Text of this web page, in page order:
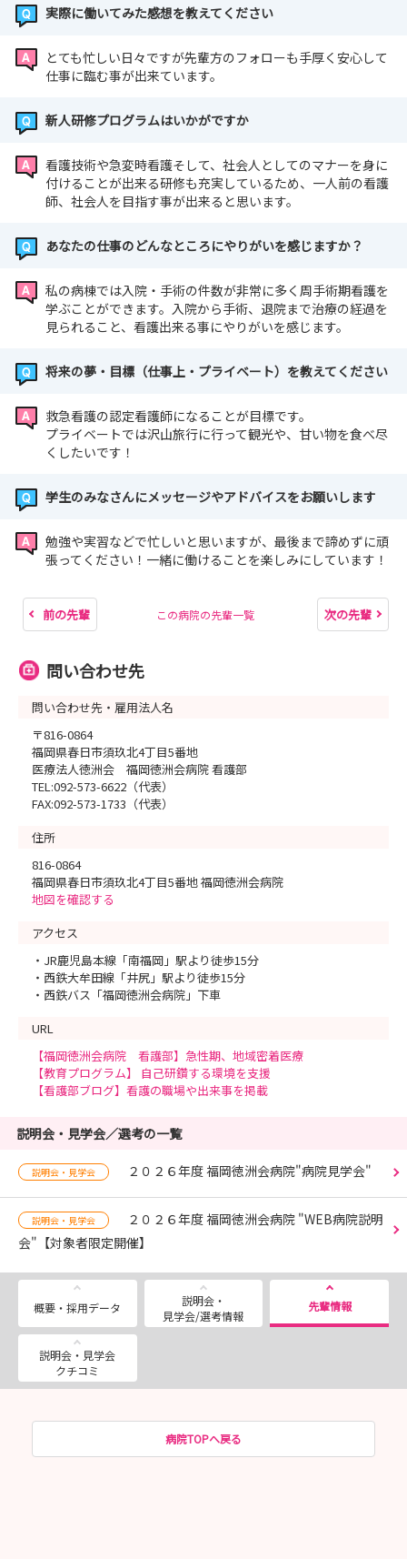
実際に働いてみた感想を教えてください
とても忙しい日々ですが先輩方のフォローも手厚く安心して
仕事に臨む事が出来ています。
新人研修プログラムはいかがですか
看護技術や急変時看護そして、社会人としてのマナーを身に
付けることが出来る研修も充実しているため、一人前の看護
師、社会人を目指す事が出来ると思います。
あなたの仕事のどんなところにやりがいを感じますか？
私の病棟では入院・手術の件数が非常に多く周手術期看護を
学ぶことができます。入院から手術、退院まで治療の経過を
見られること、看護出来る事にやりがいを感じます。
将来の夢・目標（仕事上・プライベート）を教えてください
救急看護の認定看護師になることが目標です。
プライベートでは沢山旅行に行って観光や、甘い物を食べ尽
くしたいです！
学生のみなさんにメッセージやアドバイスをお願いします
勉強や実習などで忙しいと思いますが、最後まで諦めずに頑
張ってください！一緒に働けることを楽しみにしています！
前の先輩 この病院の先輩一覧 次の先輩
問い合わせ先
問い合わせ先・雇用法人名
〒816-0864
福岡県春日市須玖北4丁目5番地
医療法人徳洲会 福岡徳洲会病院 看護部
TEL:092-573-6622（代表）
FAX:092-573-1733（代表）
住所
816-0864
福岡県春日市須玖北4丁目5番地 福岡徳洲会病院
地図を確認する
アクセス
・JR鹿児島本線「南福岡」駅より徒歩15分
・西鉄大牟田線「井尻」駅より徒歩15分
・西鉄バス「福岡徳洲会病院」下車
URL
【福岡徳洲会病院 看護部】急性期、地域密着医療
【教育プログラム】 自己研鑽する環境を支援
【看護部ブログ】看護の職場や出来事を掲載
説明会・見学会／選考の一覧
説明会・見学会 ２０２６年度 福岡徳洲会病院"病院見学会"
説明会・見学会
２０２６年度 福岡徳洲会病院 "WEB病院説明
会"【対象者限定開催】
概要・採用データ
説明会・
見学会/選考情報
先輩情報
説明会・見学会
クチコミ
病院TOPへ戻る